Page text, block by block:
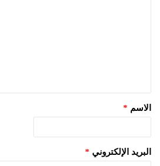
الاسم *
البريد الإلكتروني *